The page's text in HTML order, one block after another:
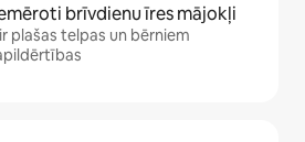
brīvdienu īres mājokļi
plašas telpas un bērniem